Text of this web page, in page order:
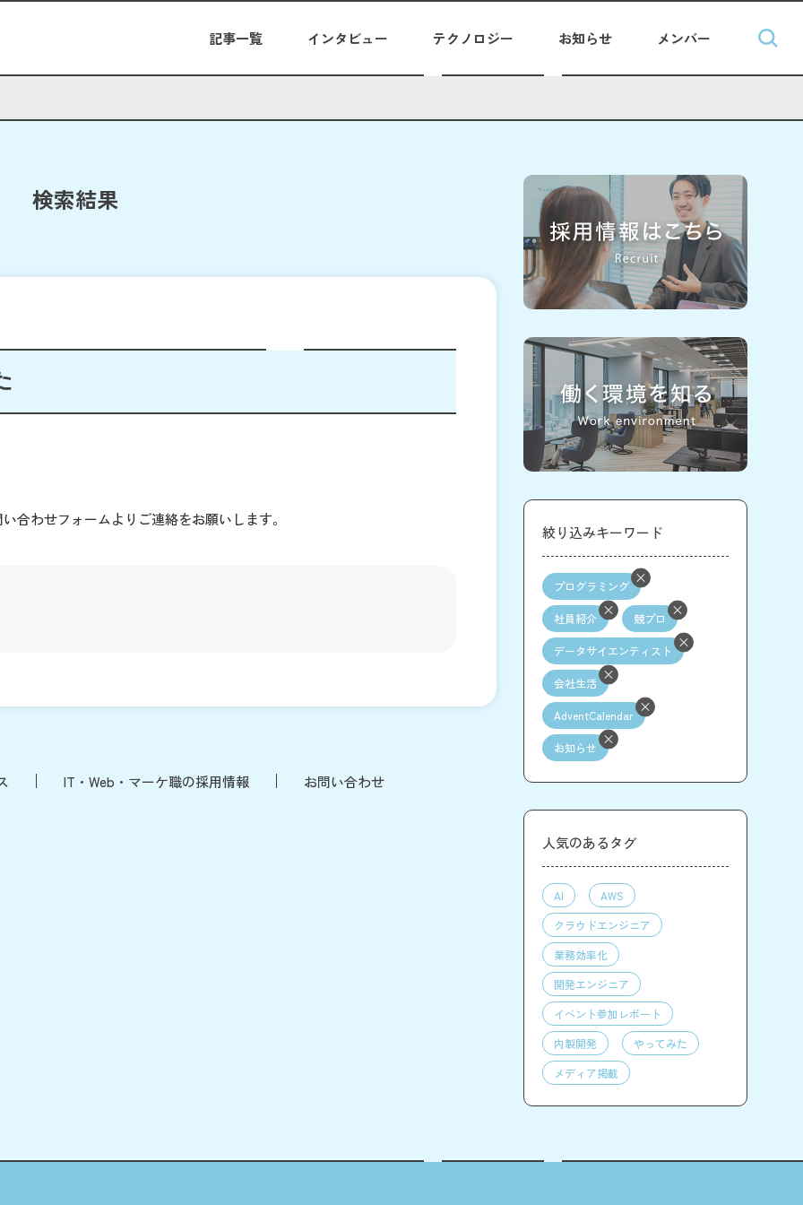
記事一覧 インタビュー テクノロジー お知らせ メンバー
検索結果
合わせフォームよりご連絡をお願いします。
IT・Web・マーケ職の採用情報 お問い合わせ
絞り込みキーワード
プログラミング
社員紹介 競プロ
データサイエンティスト
会社生活
AdventCalendar
お知らせ
人気のあるタグ
AI
AWS
クラウドエンジニア
業務効率化
開発エンジニア
イベント参加レポート
内製開発
やってみた
メディア掲載